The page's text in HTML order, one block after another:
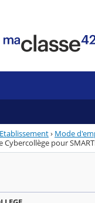
Etablissement› Mode
pour